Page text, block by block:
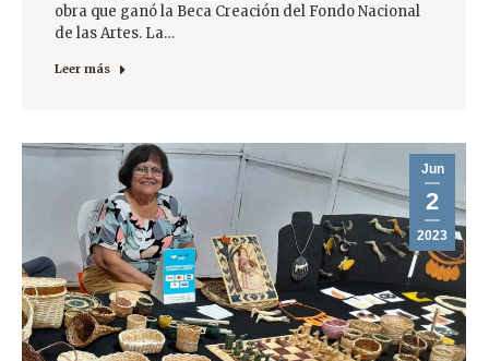
obra que ganó la Beca Creación del Fondo Nacional
de las Artes. La…
Leer más
Jun
2
2023